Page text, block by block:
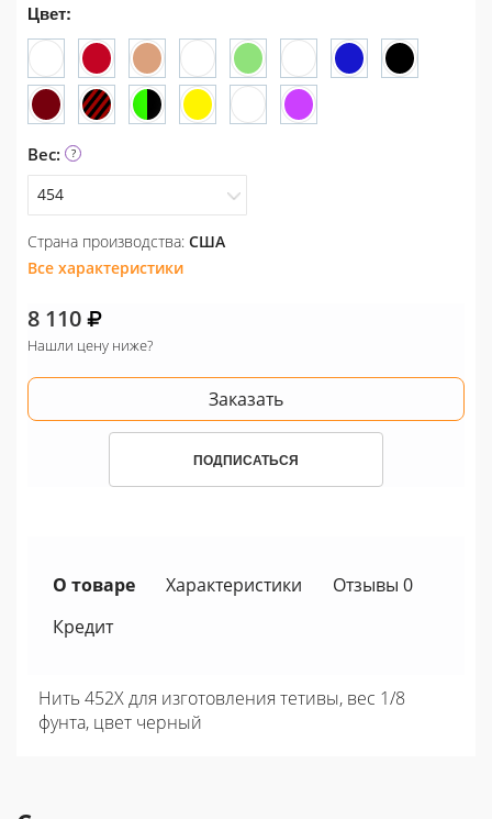
Цвет:
Вес:
454
454
Страна производства: США
Все характеристики
8 110
Нашли цену ниже?
Заказать
ПОДПИСАТЬСЯ
О товаре Характеристики
Отзывы 0
Кредит
Нить 452X для изготовления тетивы, вес 1/8
фунта, цвет черный